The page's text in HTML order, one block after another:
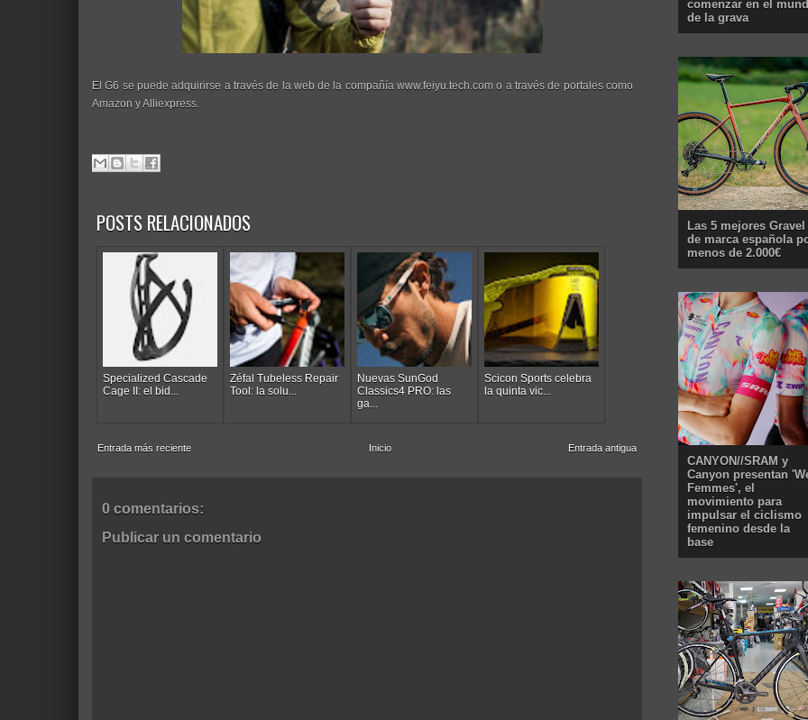
El G6 se puede adquirirse a través de la web de la compañía www.feiyu.tech.com o a través de portales como
Amazon y Alliexpress.
POSTS RELACIONADOS
Specialized Cascade
Cage II: el bid...
Zéfal Tubeless Repair
Tool: la solu...
Nuevas SunGod
Classics4 PRO: las
ga...
Scicon Sports celebra
la quinta vic...
Entrada más reciente Entrada antigua
Inicio
0 comentarios:
Publicar un comentario
comenzar en el
de la grava
Las 5 mejores Gravel
de marca española
menos de 2.000€
CANYON//SRAM y
Canyon presentan
Femmes', el
movimiento para
impulsar el ciclismo
femenino desde la
base